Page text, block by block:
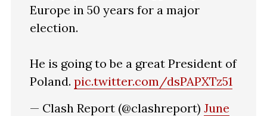
Europe in 50 years for a major
election.
He is going to be a great President of
Poland. pic.twitter.com/dsPAPXTz51
— Clash Report (@clashreport) June